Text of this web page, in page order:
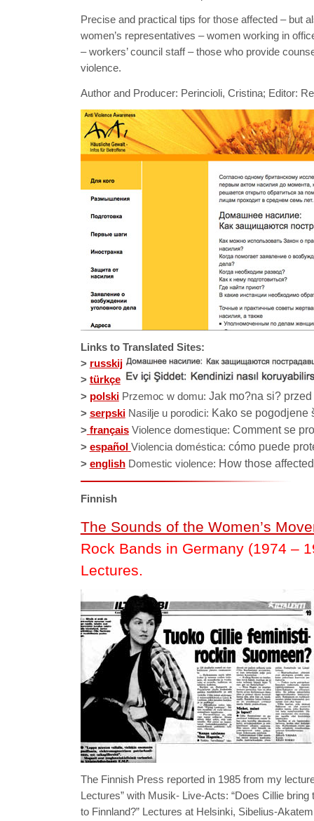
Precise and practical tips for those affected – but
women’s representatives – women working in
– workers’ council staff – those who provide
violence.
Author and Producer: Perincioli, Cristina; Editor:
Links to Translated Sites:
> russkij
> türkçe
> polski Przemoc w domu: Jak mo?na si?
> serpskiNasilje u porodici: Kako se pogodjene
> français Violence domestique: Comment se
> español Violencia doméstica: cómo puede
> englishDomestic violence: How those
Finnish
The Sounds of the Women’s
Rock Bands in Germany (1974 –
Lectures.
The Finnish Press reported in 1985 from my
Lectures” with Musik- Live-Acts: “Does Cillie
to Finnland?” Lectures at Helsinki, Sibelius-